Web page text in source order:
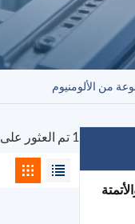
من الألومنيوم
1 تم العثور على نتائج لـ "حاويات محطات الطاقة المصنوعة من الألومنيوم"